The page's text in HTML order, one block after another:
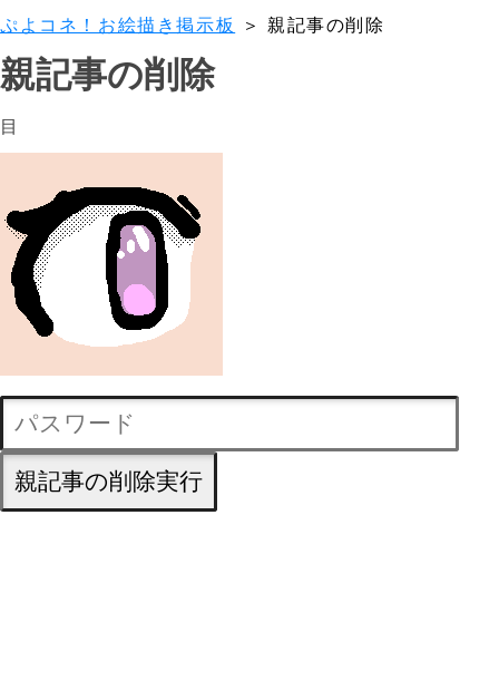
ぷよコネ！お絵描き掲示板 ＞ 親記事の削除
親記事の削除
目